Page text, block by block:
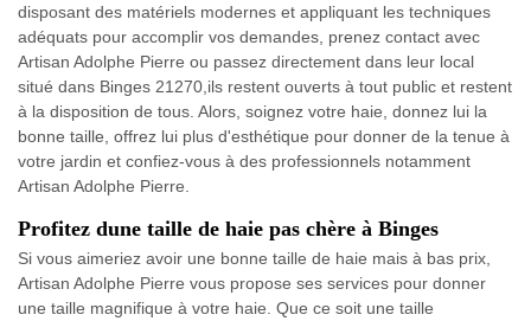
disposant des matériels modernes et appliquant les techniques
adéquats pour accomplir vos demandes, prenez contact avec
Artisan Adolphe Pierre ou passez directement dans leur local
situé dans Binges 21270,ils restent ouverts à tout public et restent
à la disposition de tous. Alors, soignez votre haie, donnez lui la
bonne taille, offrez lui plus d'esthétique pour donner de la tenue à
votre jardin et confiez-vous à des professionnels notamment
Artisan Adolphe Pierre.
Profitez dune taille de haie pas chère à Binges
Si vous aimeriez avoir une bonne taille de haie mais à bas prix,
Artisan Adolphe Pierre vous propose ses services pour donner
une taille magnifique à votre haie. Que ce soit une taille